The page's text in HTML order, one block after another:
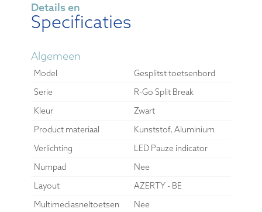
Details en
Specificaties
Algemeen
Model
Gesplitst toetsenbord
Serie
R-Go Split Break
Kleur
Zwart
Product materiaal
Kunststof, Aluminium
Verlichting
LED Pauze indicator
Numpad
Nee
Layout
AZERTY - BE
Multimediasneltoetsen
Nee